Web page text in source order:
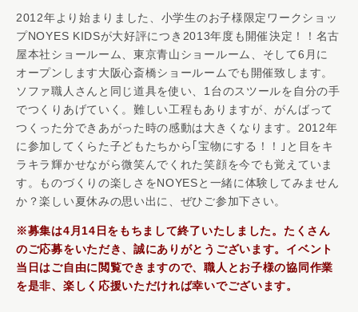
2012年より始まりました、小学生のお子様限定ワークショッ
プNOYES KIDSが大好評につき2013年度も開催決定！！名古
屋本社ショールーム、東京青山ショールーム、そして6月に
オープンします大阪心斎橋ショールームでも開催致します。
ソファ職人さんと同じ道具を使い、1台のスツールを自分の手
でつくりあげていく。難しい工程もありますが、がんばって
つくった分できあがった時の感動は大きくなります。2012年
に参加してくらた子どもたちから｢宝物にする！！｣と目をキ
ラキラ輝かせながら微笑んでくれた笑顔を今でも覚えていま
す。ものづくりの楽しさをNOYESと一緒に体験してみません
か？楽しい夏休みの思い出に、ぜひご参加下さい。
※募集は4月14日をもちまして終了いたしました。たくさん
のご応募をいただき、誠にありがとうございます。イベント
当日はご自由に閲覧できますので、職人とお子様の協同作業
を是非、楽しく応援いただければ幸いでございます。